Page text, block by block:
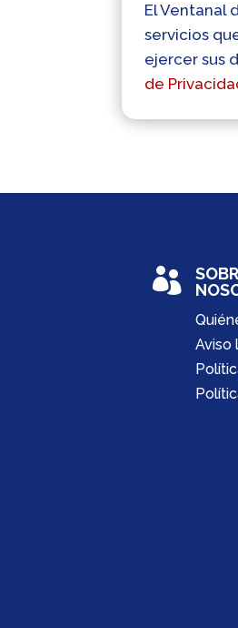
El Ventanal
servicios
ejercer sus
de

Aviso